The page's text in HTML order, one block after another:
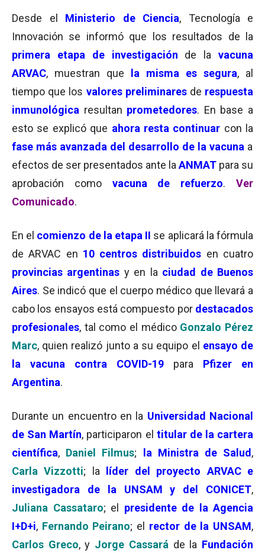
Desde el Ministerio de Ciencia, Tecnología e
Innovación se informó que los resultados de la
primera etapa de investigación de la vacuna
ARVAC, muestran que la misma es segura, al
tiempo que los valores preliminares de respuesta
inmunológica resultan prometedores. En base a
esto se explicó que ahora resta continuar con la
fase más avanzada del desarrollo de la vacuna a
efectos de ser presentados ante la ANMAT para su
aprobación como vacuna de refuerzo.Ver
Comunicado.
En el comienzo de la etapa II se aplicará la fórmula
de ARVAC en 10 centros distribuidos en cuatro
provincias argentinas y en la ciudad de Buenos
Aires. Se indicó que el cuerpo médico que llevará a
cabo los ensayos está compuesto pordestacados
profesionales, tal como el médico Gonzalo Pérez
Marc, quien realizó junto a su equipo el ensayo de
la vacuna contra COVID-19 para Pfizer en
Argentina.
Durante un encuentro en la Universidad Nacional
de San Martín, participaron el titular de la cartera
científica, Daniel Filmus; la Ministra de Salud ,
Carla Vizzotti; la
líder del proyecto ARVAC e
investigadora de la UNSAM y del CONICET,
Juliana Cassataro; el presidente de la Agencia
I+D+i, Fernando Peirano; el rector de la UNSAM,
Carlos Greco, y Jorge Cassará de la Fundación